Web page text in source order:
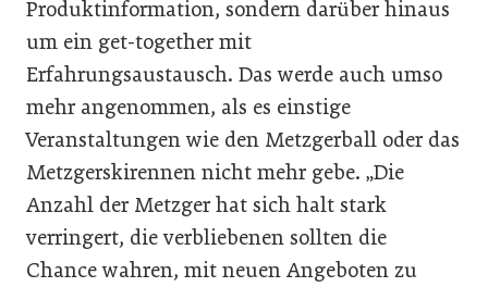
Produktinformation, sondern darüber hinaus
um ein get-together mit
Erfahrungsaustausch. Das werde auch umso
mehr angenommen, als es einstige
Veranstaltungen wie den Metzgerball oder das
Metzgerskirennen nicht mehr gebe. „Die
Anzahl der Metzger hat sich halt stark
verringert, die verbliebenen sollten die
Chance wahren, mit neuen Angeboten zu